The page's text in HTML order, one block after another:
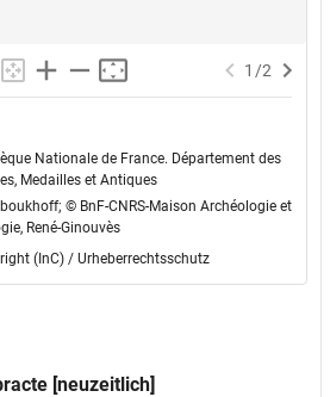
1 /2
Nationale de France. Département des
Medailles et Antiques
© BnF-CNRS-Maison Archéologie et
René-Ginouvès
(InC) / Urheberrechtsschutz
[neuzeitlich]